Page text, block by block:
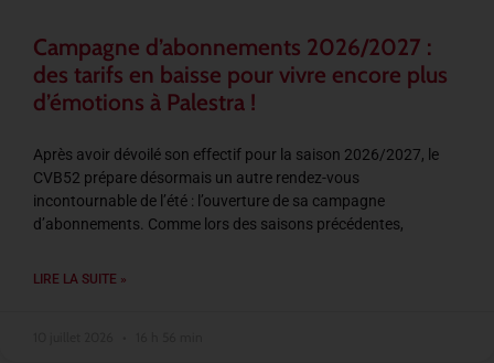
Campagne d’abonnements 2026/2027 :
des tarifs en baisse pour vivre encore plus
d’émotions à Palestra !
Après avoir dévoilé son effectif pour la saison 2026/2027, le
CVB52 prépare désormais un autre rendez-vous
incontournable de l’été : l’ouverture de sa campagne
d’abonnements. Comme lors des saisons précédentes,
LIRE LA SUITE »